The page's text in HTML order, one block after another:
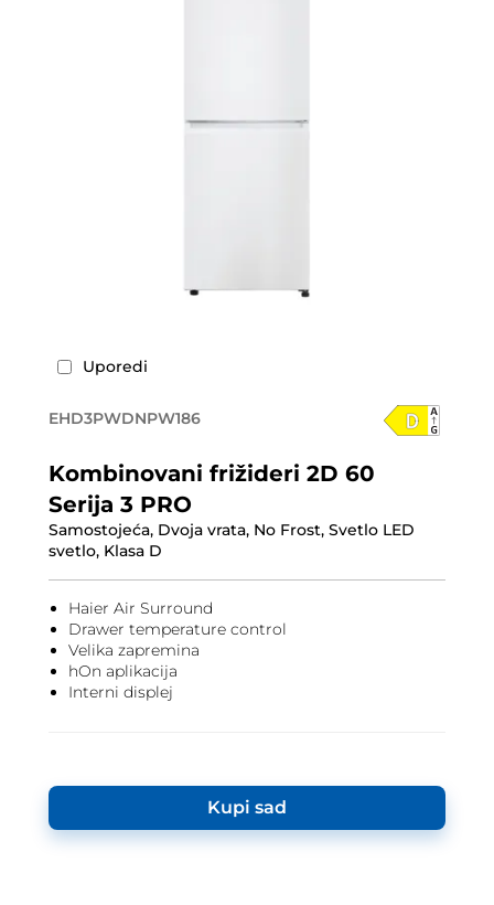
Uporedi
EHD3PWDNPW186
Kombinovani frižideri 2D 60
Serija 3 PRO
Samostojeća, Dvoja vrata, No Frost, Svetlo LED
svetlo, Klasa D
Haier Air Surround
Drawer temperature control
Velika zapremina
hOn aplikacija
Interni displej
Kupi sad